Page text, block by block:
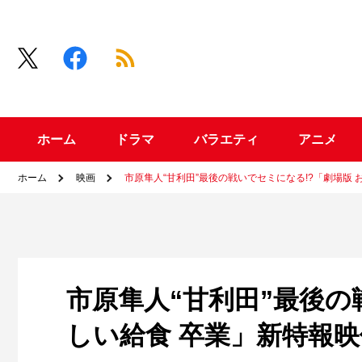
ホーム ドラマ バラエティ アニメ
ホーム 映画 市原隼人“甘利田”最後の戦いでセミになる!?「劇場版
市原隼人“甘利田”最後
しい給食 卒業」新特報